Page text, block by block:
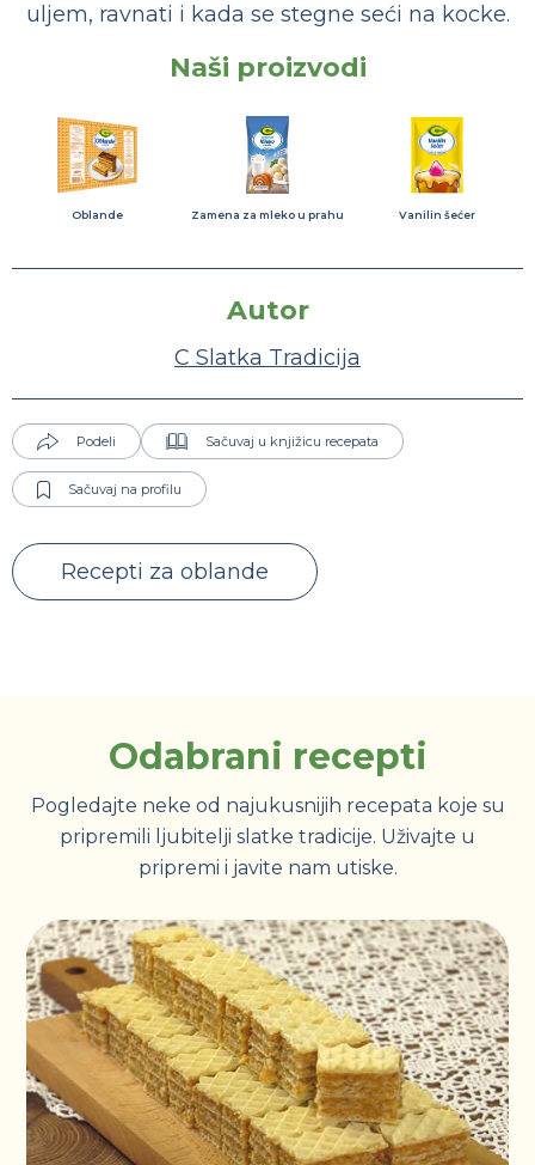
uljem, ravnati i kada se stegne seći na kocke.
Naši proizvodi
Oblande Zamena za mleko u prahu Vanilin šećer
Autor
C Slatka Tradicija
Podeli Sačuvaj u knjižicu recepata
Sačuvaj na profilu
Recepti za oblande
Odabrani recepti
Pogledajte neke od najukusnijih recepata koje su
pripremili ljubitelji slatke tradicije. Uživajte u
pripremi i javite nam utiske.